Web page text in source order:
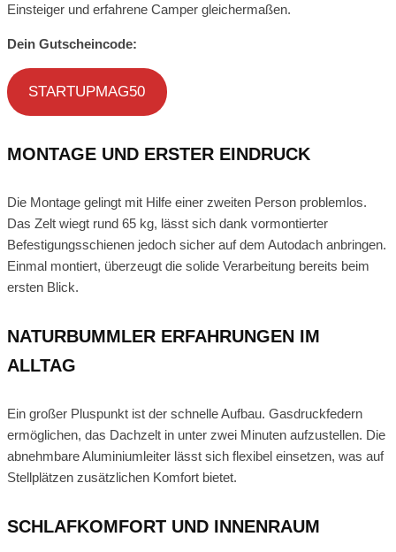
Einsteiger und erfahrene Camper gleichermaßen.
Dein Gutscheincode:
STARTUPMAG50
MONTAGE UND ERSTER EINDRUCK
Die Montage gelingt mit Hilfe einer zweiten Person problemlos.
Das Zelt wiegt rund 65 kg, lässt sich dank vormontierter
Befestigungsschienen jedoch sicher auf dem Autodach anbringen.
Einmal montiert, überzeugt die solide Verarbeitung bereits beim
ersten Blick.
NATURBUMMLER ERFAHRUNGEN IM
ALLTAG
Ein großer Pluspunkt ist der schnelle Aufbau. Gasdruckfedern
ermöglichen, das Dachzelt in unter zwei Minuten aufzustellen. Die
abnehmbare Aluminiumleiter lässt sich flexibel einsetzen, was auf
Stellplätzen zusätzlichen Komfort bietet.
SCHLAFKOMFORT UND INNENRAUM